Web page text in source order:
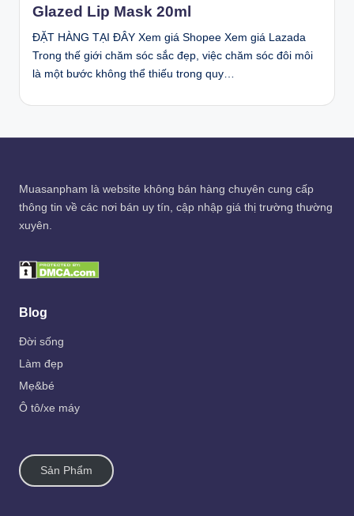
Glazed Lip Mask 20ml
ĐẶT HÀNG TẠI ĐÂY Xem giá Shopee Xem giá Lazada
Trong thế giới chăm sóc sắc đẹp, việc chăm sóc đôi môi
là một bước không thể thiếu trong quy…
Muasanpham là website không bán hàng chuyên cung cấp
thông tin về các nơi bán uy tín, cập nhập giá thị trường thường
xuyên.
Blog
Đời sống
Làm đẹp
Mẹ&bé
Ô tô/xe máy
Sản Phẩm